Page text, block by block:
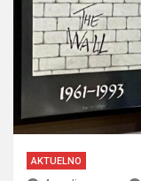
AKTUELNO